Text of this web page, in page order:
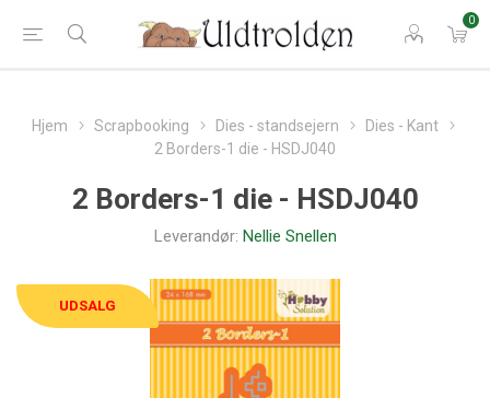
0
Hjem Scrapbooking Dies - standsejern
Dies - Kant
2 Borders-1 die - HSDJ040
2 Borders-1 die - HSDJ040
Leverandør: Nellie Snellen
UDSALG